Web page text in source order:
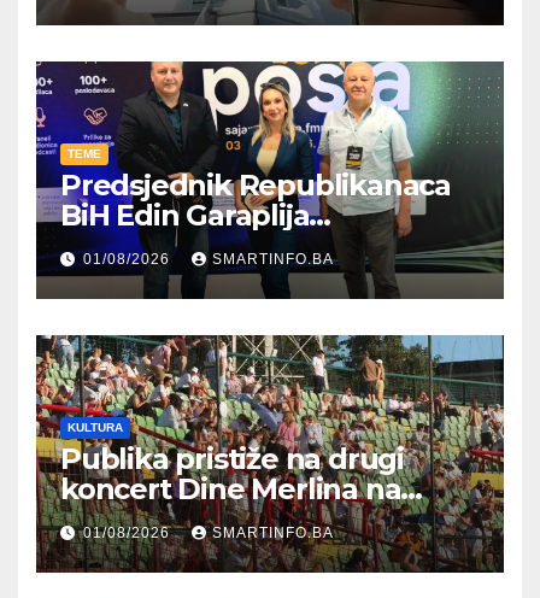
TEME
Predsjednik Republikanaca
BiH Edin Garaplija
prisustvovao prezentaciji
Federalnog sajma
zapošljavanja
01/08/2026 SMARTINFO.BA
KULTURA
Publika pristiže na drugi
koncert Dine Merlina na
Koševu
01/08/2026 SMARTINFO.BA